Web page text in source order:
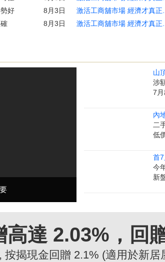
好
8月3日
8月3日
激活工商舖市場 經濟才真正...
激活工商舖市場 經濟才真正...
山
涉
7月
內
二
低
首7
今
新
達 2.03%，回
按揭現金回贈 2.1% (適用於新居